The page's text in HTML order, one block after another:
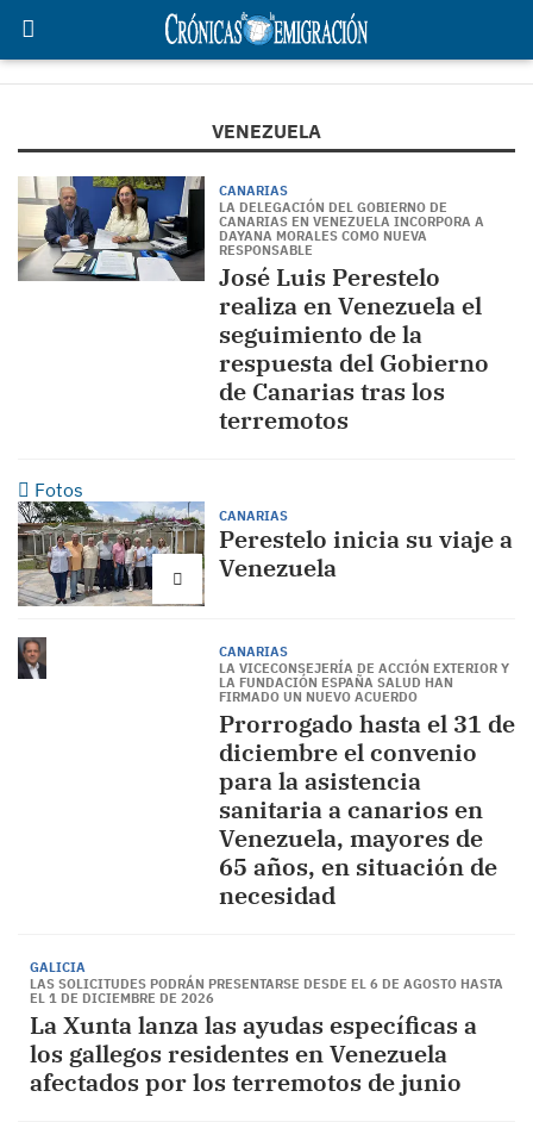
VENEZUELA
CANARIAS
LA DELEGACIÓN DEL GOBIERNO DE
CANARIAS EN VENEZUELA INCORPORA A
DAYANA MORALES COMO NUEVA
RESPONSABLE
José Luis Perestelo
realiza en Venezuela el
seguimiento de la
respuesta del Gobierno
de Canarias tras los
terremotos
Fotos
CANARIAS
Perestelo inicia su viaje a
Venezuela
CANARIAS
LA VICECONSEJERÍA DE ACCIÓN EXTERIOR Y
LA FUNDACIÓN ESPAÑA SALUD HAN
FIRMADO UN NUEVO ACUERDO
Prorrogado hasta el 31 de
diciembre el convenio
para la asistencia
sanitaria a canarios en
Venezuela, mayores de
65 años, en situación de
necesidad
GALICIA
LAS SOLICITUDES PODRÁN PRESENTARSE DESDE EL 6 DE AGOSTO HASTA
EL 1 DE DICIEMBRE DE 2026
La Xunta lanza las ayudas específicas a
los gallegos residentes en Venezuela
afectados por los terremotos de junio